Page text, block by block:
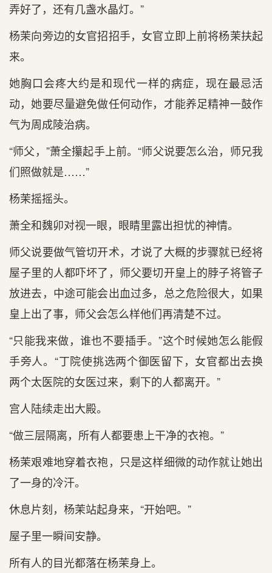
弄好了，还有几盏水晶灯。”
杨茉向旁边的女官招招手，女官立即上前将杨茉扶起
来。
她胸口会疼大约是和现代一样的病症，现在最忌活
动，她要尽量避免做任何动作，才能养足精神一鼓作
气为周成陵治病。
“师父，”萧全攥起手上前。“师父说要怎么治，师兄我
们照做就是……”
杨茉摇摇头。
萧全和魏卯对视一眼，眼睛里露出担忧的神情。
师父说要做气管切开术，才说了大概的步骤就已经将
屋子里的人都吓坏了，师父要切开皇上的脖子将管子
放进去，中途可能会出血过多，总之危险很大，如果
皇上出了事，师父会怎么样他们再清楚不过。
“只能我来做，谁也不要插手。”这个时候她怎么能假
手旁人。“丁院使挑选两个御医留下，女官都出去换
两个太医院的女医过来，剩下的人都离开。”
宫人陆续走出大殿。
“做三层隔离，所有人都要患上干净的衣袍。”
杨茉艰难地穿着衣袍，只是这样细微的动作就让她出
了一身的冷汗。
休息片刻，杨茉站起身来，“开始吧。”
屋子里一瞬间安静。
所有人的目光都落在杨茉身上。